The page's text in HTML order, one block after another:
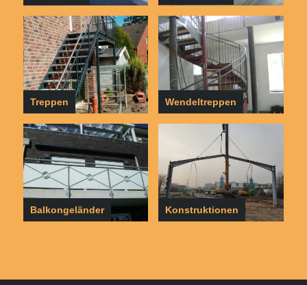
Treppen Wendeltreppen
Balkongeländer Konstruktionen